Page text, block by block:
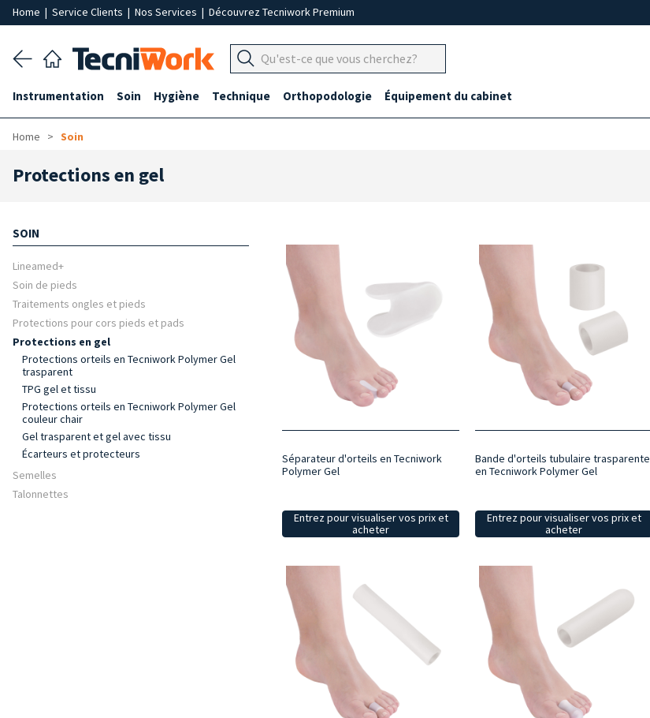
Home | Service Clients | Nos Services | Découvrez Tecniwork Premium
Instrumentation Soin Hygiène Technique Orthopodologie Équipement du cabinet
Home Soin
Protections en gel
SOIN
Lineamed+
Soin de pieds
Traitements ongles et pieds
Protections pour cors pieds et pads
Protections en gel
Protections orteils en Tecniwork Polymer Gel
trasparent
TPG gel et tissu
Protections orteils en Tecniwork Polymer Gel
couleur chair
Gel trasparent et gel avec tissu
Écarteurs et protecteurs
Semelles
Talonnettes
Séparateur d'orteils en Tecniwork
Polymer Gel
Entrez pour visualiser vos prix et
acheter
Bande d'orteils tubulaire trasparente
en Tecniwork Polymer Gel
Entrez pour visualiser vos prix et
acheter